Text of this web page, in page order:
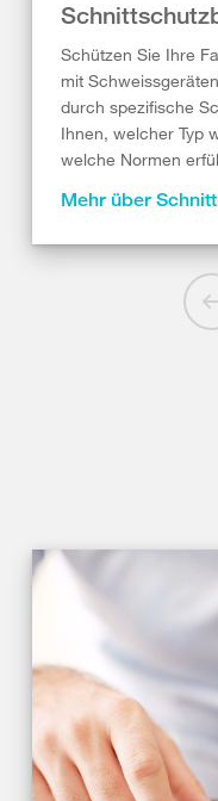
Schützen Sie Ihre
mit
durch spezifische
Ihnen, welcher Typ
welche Normen
Mehr über